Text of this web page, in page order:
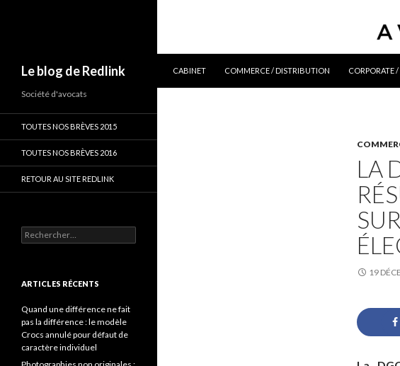
Le blog de Redlink
CABINET
COMMERCE / DISTRIBUTION CORPORATE
LA
19
Société d'avocats
TOUTES NOS BRÈVES 2015
TOUTES NOS BRÈVES 2016
RETOUR AU SITE REDLINK
Rechercher :
ARTICLES RÉCENTS
Quand une différence ne fait
pas la différence : le modèle
Crocs annulé pour défaut de
caractère individuel